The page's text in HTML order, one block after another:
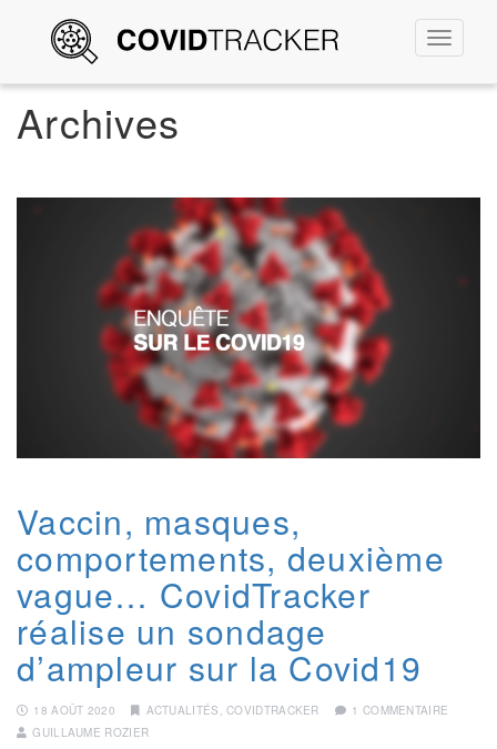
la
Archives
Vaccin, masques,
comportements, deuxième
vague… CovidTracker
réalise un sondage
d’ampleur sur la Covid19
18 AOÛT 2020 ACTUALITÉS ,COVIDTRACKER
1 COMMENTAIRE
GUILLAUME ROZIER